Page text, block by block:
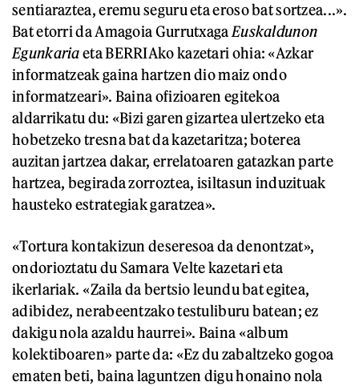
sentiaraztea, eremu seguru eta eroso bat sortzea...».
Bat etorri da Amagoia Gurrutxaga Euskaldunon
Egunkariaeta BERRIAko kazetari ohia: «Azkar
informatzeak gaina hartzen dio maiz ondo
informatzeari». Baina ofizioaren egitekoa
aldarrikatu du: «Bizi garen gizartea ulertzeko eta
hobetzeko tresna bat da kazetaritza; boterea
auzitan jartzea dakar, errelatoaren gatazkan parte
hartzea, begirada zorroztea, isiltasun induzituak
hausteko estrategiak garatzea».
«Tortura kontakizun deseresoa da denontzat»,
ondorioztatu du Samara Velte kazetari eta
ikerlariak. «Zaila da bertsio leundu bat egitea,
adibidez, nerabeentzako testuliburu batean; ez
dakigu nola azaldu haurrei». Baina «album
kolektiboaren» parte da: «Ez du zabaltzeko gogoa
ematen beti, baina laguntzen digu honaino nola